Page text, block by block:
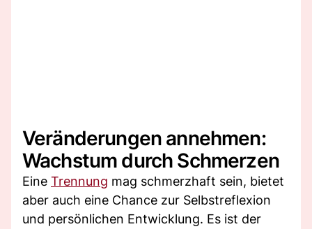
Veränderungen annehmen:
Wachstum durch Schmerzen
Eine Trennung mag schmerzhaft sein, bietet
aber auch eine Chance zur Selbstreflexion
und persönlichen Entwicklung. Es ist der